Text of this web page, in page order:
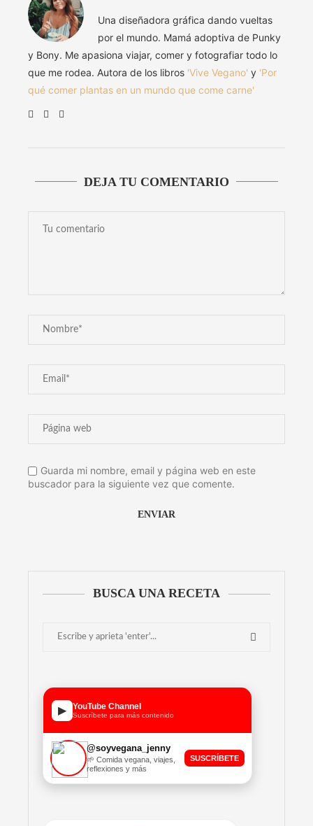
Una diseñadora gráfica dando vueltas
por el mundo. Mamá adoptiva de Punky
y Bony. Me apasiona viajar, comer y fotografiar todo lo
que me rodea. Autora de los libros 'Vive Vegano' y 'Por
qué comer plantas en un mundo que come carne'
DEJA TU COMENTARIO
Guarda mi nombre, email y página web en este
buscador para la siguiente vez que comente.
BUSCA UNA RECETA
▶ YouTube Channel
Suscríbete para más contenido
@soyvegana_jenny
🌱 Comida vegana, viajes,
reflexiones y más
SUSCRÍBETE